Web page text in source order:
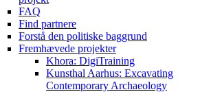
FAQ
Find partnere
Forstå den politiske baggrund
Fremhævede projekter
Khora: DigiTraining
Kunsthal Aarhus: Excavating
Contemporary Archaeology